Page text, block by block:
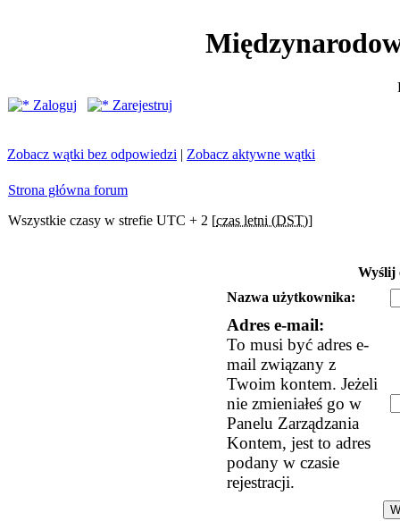
Zaloguj
Zarejestruj
Zobacz wątki bez odpowiedzi | Zobacz aktywne wątki
Strona główna forum
Wszystkie czasy w strefie UTC + 2 [czas letni (DST)]
Wyślij
Nazwa użytkownika:
Adres e-mail:
To musi być adres e-
mail związany z
Twoim kontem. Jeżeli
nie zmieniałeś go w
Panelu Zarządzania
Kontem, jest to adres
podany w czasie
rejestracji.